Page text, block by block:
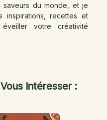
saveurs du monde, et je
inspirations, recettes et
votre créativité
Intéresser :